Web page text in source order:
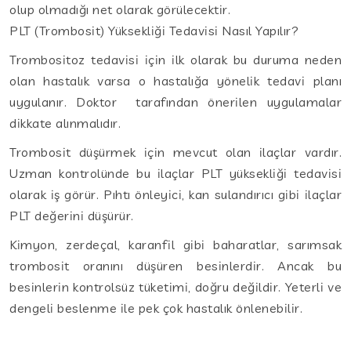
olup olmadığı net olarak görülecektir.
PLT (Trombosit) Yüksekliği Tedavisi Nasıl Yapılır?
Trombositoz tedavisi için ilk olarak bu duruma neden
olan hastalık varsa o hastalığa yönelik tedavi planı
uygulanır. Doktor tarafından önerilen uygulamalar
dikkate alınmalıdır.
Trombosit düşürmek için mevcut olan ilaçlar vardır.
Uzman kontrolünde bu ilaçlar PLT yüksekliği tedavisi
olarak iş görür. Pıhtı önleyici, kan sulandırıcı gibi ilaçlar
PLT değerini düşürür.
Kimyon, zerdeçal, karanfil gibi baharatlar, sarımsak
trombosit oranını düşüren besinlerdir. Ancak bu
besinlerin kontrolsüz tüketimi, doğru değildir. Yeterli ve
dengeli beslenme ile pek çok hastalık önlenebilir.